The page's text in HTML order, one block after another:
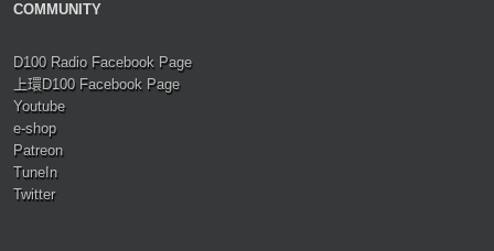
COMMUNITY
D100 Radio Facebook Page
上環D100 Facebook Page
Youtube
e-shop
Patreon
TuneIn
Twitter